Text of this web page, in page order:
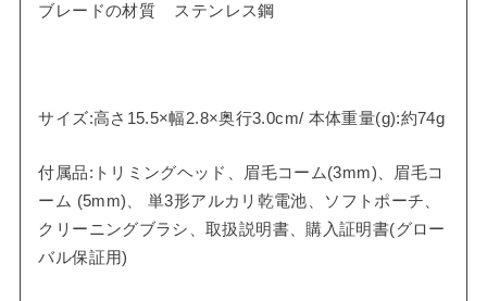
ブレードの材質 ステンレス鋼
サイズ:高さ15.5×幅2.8×奥行3.0cm/ 本体重量(g):約74g
付属品:トリミングヘッド、眉毛コーム(3mm)、眉毛コ
ーム (5mm)、 単3形アルカリ乾電池、ソフトポーチ、
クリーニングブラシ、取扱説明書、購入証明書(グロー
バル保証用)